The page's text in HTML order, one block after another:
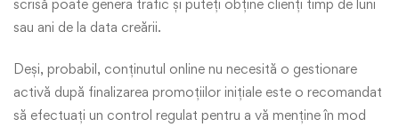
scrisă poate genera trafic și puteți obține clienți timp de luni
sau ani de la data creării.
Deși, probabil, conținutul online nu necesită o gestionare
activă după finalizarea promoțiilor inițiale este o recomandat
să efectuați un control regulat pentru a vă menține în mod